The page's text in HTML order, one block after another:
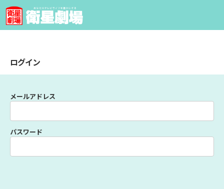
ログイン
メールアドレス
パスワード